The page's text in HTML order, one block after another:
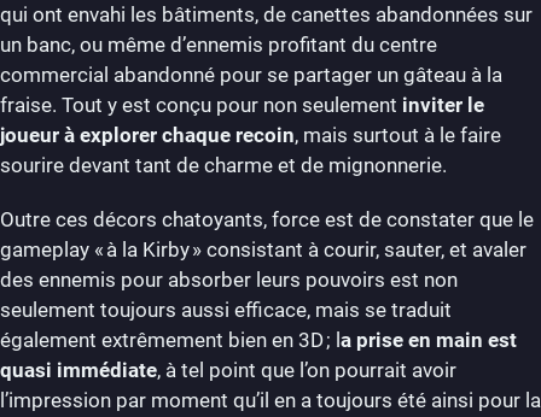
qui ont envahi les bâtiments, de canettes abandonnées sur
un banc, ou même d’ennemis profitant du centre
commercial abandonné pour se partager un gâteau à la
fraise. Tout y est conçu pour non seulement inviter le
joueur à explorer chaque recoin, mais surtout à le faire
sourire devant tant de charme et de mignonnerie.
Outre ces décors chatoyants, force est de constater que le
gameplay « à la Kirby » consistant à courir, sauter, et avaler
des ennemis pour absorber leurs pouvoirs est non
seulement toujours aussi efficace, mais se traduit
également extrêmement bien en 3D ; la prise en main est
quasi immédiate, à tel point que l’on pourrait avoir
l’impression par moment qu’il en a toujours été ainsi pour la